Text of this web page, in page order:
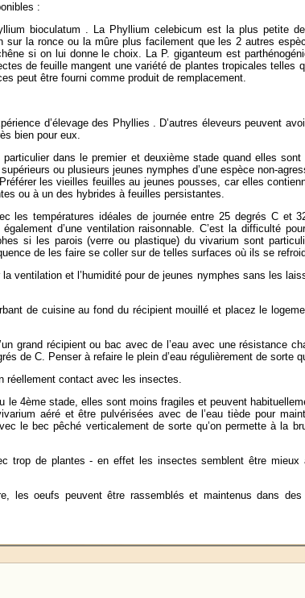
:
bioculatum . La Phyllium celebicum est la plus petite
sur la ronce ou la mûre plus facilement que les 2 autres
si on lui donne le choix. La P. giganteum est
de feuille mangent une variété de plantes tropicales
peut être fourni comme produit de remplacement.
d’élevage des Phyllies . D’autres éleveurs peuvent
bien pour eux.
dans le premier et deuxième stade quand elles
ou plusieurs jeunes nymphes d’une espèce non-
les vieilles feuilles au jeunes pousses, car elles
ou à un des hybrides à feuilles persistantes.
les températures idéales de journée entre 25 degrés C et
d’une ventilation raisonnable. C’est la difficulté
si les parois (verre ou plastique) du vivarium sont
de les faire se coller sur de telles surfaces où ils se
la ventilation et l’humidité pour de jeunes nymphes sans les
de cuisine au fond du récipient mouillé et placez le
grand récipient ou bac avec de l’eau avec une résistance
de C. Penser à refaire le plein d’eau régulièrement de sorte
réellement contact avec les insectes.
le 4ème stade, elles sont moins fragiles et peuvent
aéré et être pulvérisées avec de l’eau tiède pour
le bec pêché verticalement de sorte qu’on permette à la
trop de plantes - en effet les insectes semblent être
les oeufs peuvent être rassemblés et maintenus dans